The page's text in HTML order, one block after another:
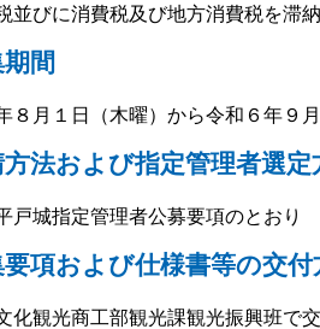
並びに消費税及び地方消費税を滞
間
８月１日（木曜）から令和６年９
方法および指定管理者選定
戸城指定管理者公募要項のとおり
項および仕様書等の交付
化観光商工部観光課観光振興班で